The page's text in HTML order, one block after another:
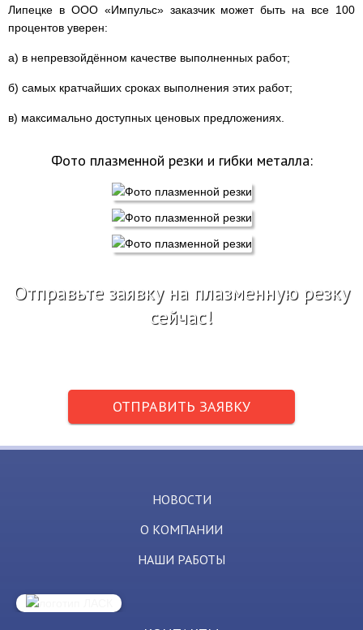
Липецке в ООО «Импульс» заказчик может быть на все 100
процентов уверен:
а) в непревзойдённом качестве выполненных работ;
б) самых кратчайших сроках выполнения этих работ;
в) максимально доступных ценовых предложениях.
Фото плазменной резки и гибки металла:
Отправьте заявку на плазменную резку
сейчас!
ОТПРАВИТЬ ЗАЯВКУ
НОВОСТИ
О КОМПАНИИ
НАШИ РАБОТЫ